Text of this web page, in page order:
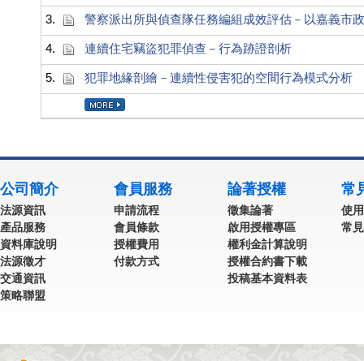
3. 警察派出所與偵查隊任務編組成效評估－以嘉義市
4. 連續住宅竊盜犯罪偵查－行為跡證剖析
5. 犯罪地緣剖繪－連續性侵害犯的空間行為模式分析
公司簡介
法源資訊
產品服務
資料庫說明
法源徵才
交通資訊
策略聯盟
會員服務
申請流程
會員條款
授權費用
付款方式
論著授權
徵集論著
啟用授權專區
權利金計算說明
授權合約書下載
投稿基本資料表
常
使
常